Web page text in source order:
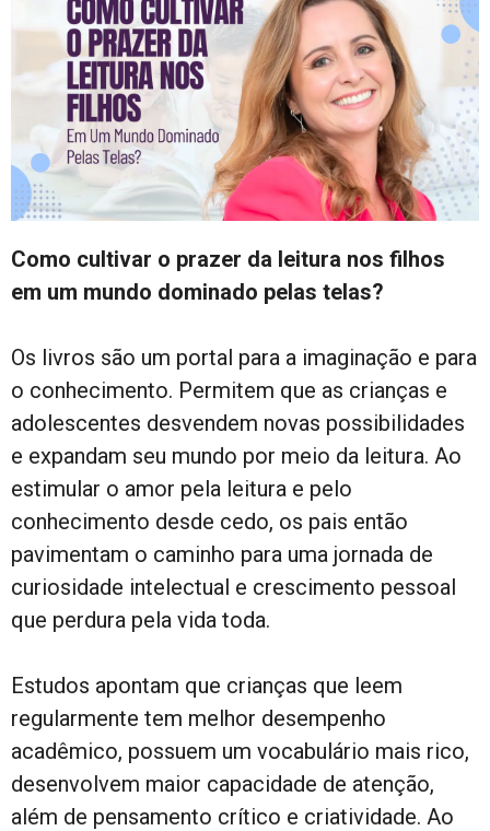
Como cultivar o prazer da leitura nos filhos
em um mundo dominado pelas telas?
Os livros são um portal para a imaginação e para
o conhecimento. Permitem que as crianças e
adolescentes desvendem novas possibilidades
e expandam seu mundo por meio da leitura. Ao
estimular o amor pela leitura e pelo
conhecimento desde cedo, os pais então
pavimentam o caminho para uma jornada de
curiosidade intelectual e crescimento pessoal
que perdura pela vida toda.
Estudos apontam que crianças que leem
regularmente tem melhor desempenho
acadêmico, possuem um vocabulário mais rico,
desenvolvem maior capacidade de atenção,
além de pensamento crítico e criatividade. Ao